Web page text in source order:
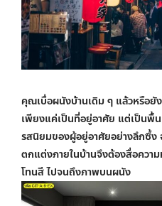
คุณเบื่อผนังบ้านเดิม ๆ แล้วหรือยั
เพียงแค่เป็นที่อยู่อาศัย แต่เป็นพื้
รสนิยมของผู้อยู่อาศัยอย่างลึกซึ้ง
ตกแต่งภายในบ้านจึงต้องสื่อควา
โทนสี ไปจนถึงภาพบนผนัง